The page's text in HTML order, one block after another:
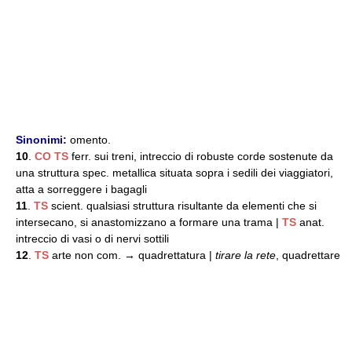
Sinonimi: omento.
10 CO TS ferr. sui treni, intreccio di robuste corde sostenute da
una struttura spec. metallica situata sopra i sedili dei viaggiatori,
atta a sorreggere i bagagli
11 TS scient. qualsiasi struttura risultante da elementi che si
intersecano, si anastomizzano a formare una trama | TS anat.
intreccio di vasi o di nervi sottili
12 TS arte non com. → quadrettatura | tirare la rete , quadrettare